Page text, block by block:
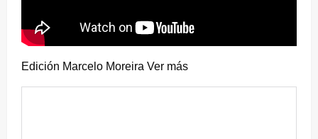
Edición Marcelo Moreira Ver más